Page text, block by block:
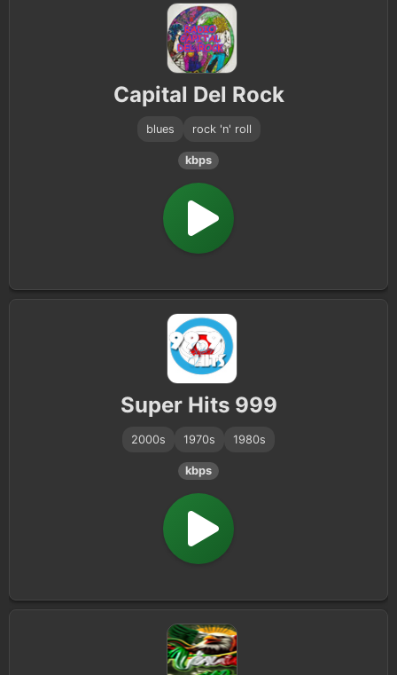
Capital Del Rock
blues rock 'n' roll
kbps
Super Hits 999
2000s 1970s 1980s
kbps